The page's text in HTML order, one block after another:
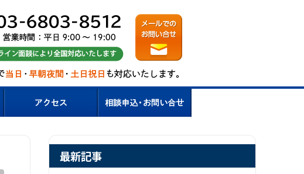
最新記事